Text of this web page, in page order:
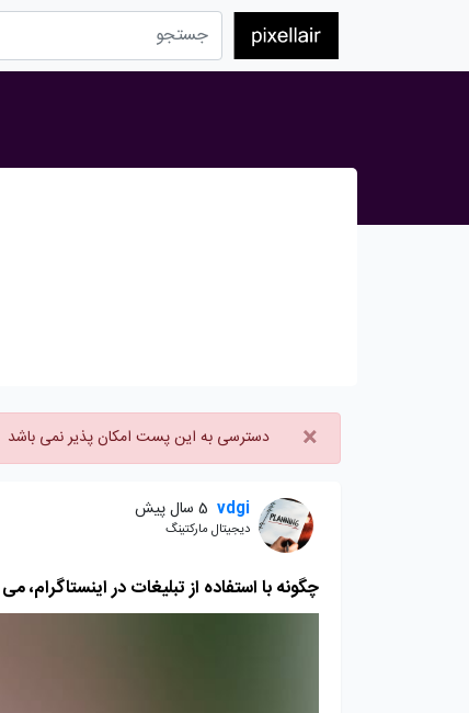
× دسترسی به این پست امکان پذیر نمی باشد
vdgi 5 سال پیش
دیجیتال مارکتینگ
چگونه با استفاده از تبلیغات در اینستاگرام،